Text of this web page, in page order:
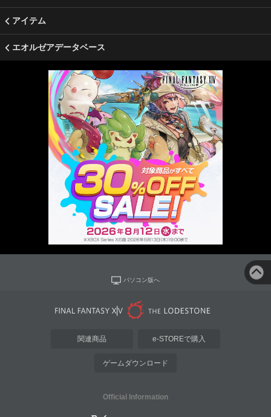
アイテム
エオルゼアデータベース
パソコン版へ
関連商品 e-STOREで購入
ゲームダウンロード
Official Information